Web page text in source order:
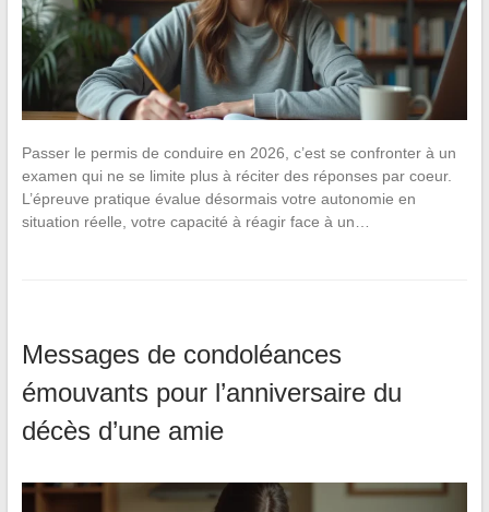
Passer le permis de conduire en 2026, c’est se confronter à un
examen qui ne se limite plus à réciter des réponses par coeur.
L’épreuve pratique évalue désormais votre autonomie en
situation réelle, votre capacité à réagir face à un…
Messages de condoléances
émouvants pour l’anniversaire du
décès d’une amie